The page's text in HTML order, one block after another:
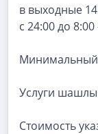
в выходные
с 24:00 до
Минимальный
Услуги
Стоимость